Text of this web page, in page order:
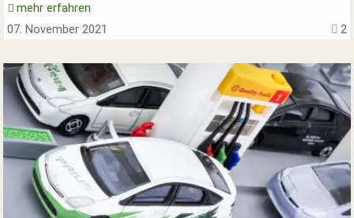
mehr erfahren
07. November 2021
2